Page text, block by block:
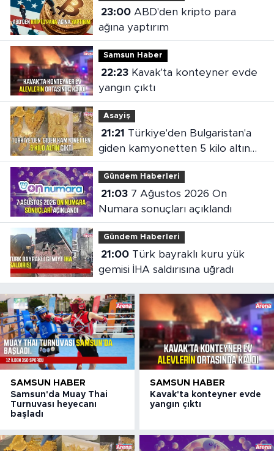
23:00ABD'den kripto para
ağına yaptırım
Samsun Haber
22:23Kavak'ta konteyner evde
yangın çıktı
Asayiş
21:21
giden kamyonetten 5 kilo altın
çıktı
Gündem Haberleri
21:037 Ağustos 2026 On
Numara sonuçları açıklandı
Gündem Haberleri
21:00Türk bayraklı kuru yük
gemisi İHA saldırısına uğradı
SAMSUN HABER
Samsun'da Muay Thai
Turnuvası heyecanı
başladı
SAMSUN HABER
Kavak'ta konteyner evde
yangın çıktı